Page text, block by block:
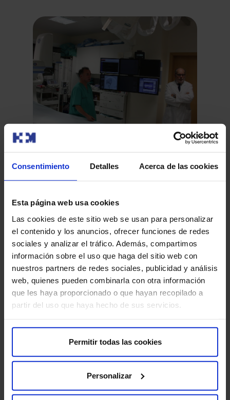
Consentimiento Detalles Acerca de las cookies
Esta página web usa cookies
Las cookies de este sitio web se usan para personalizar
el contenido y los anuncios, ofrecer funciones de redes
sociales y analizar el tráfico. Además, compartimos
información sobre el uso que haga del sitio web con
nuestros partners de redes sociales, publicidad y análisis
web, quienes pueden combinarla con otra información
que les haya proporcionado o que hayan recopilado a
partir del uso que haya hecho de sus servicios.
Permitir todas las cookies
Personalizar
El Hospital Modelo pone en marcha una
nueva sala de hemodinámica con
equipamiento de última generación
otras técnicas de imagen como el TAC. Se utiliza
Leer más
Quiénes somos​
Rincón del accionista​